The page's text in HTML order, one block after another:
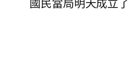
國民當局明天成立